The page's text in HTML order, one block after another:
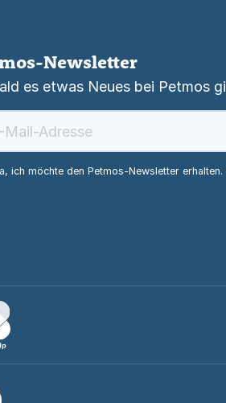
Newsletter
es etwas Neues bei Petmos
ich möchte den Petmos-Newsletter